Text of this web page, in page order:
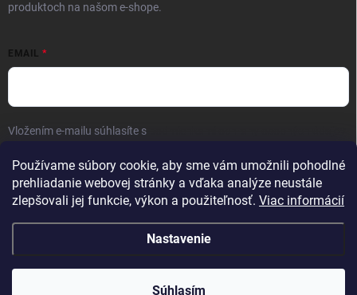
Používame súbory cookie, aby sme vám umožnili pohodlné
prehliadanie webovej stránky a vďaka analýze neustále
zlepšovali jej funkcie, výkon a použiteľnosť. Viac informácií
Nastavenie
Súhlasím
produktoch na našom e-shope.
EMAIL
Vložením e-mailu súhlasíte s
Prihlásiť sa
Kaliber SP s.r.o. . Všetky práva vyhradené.